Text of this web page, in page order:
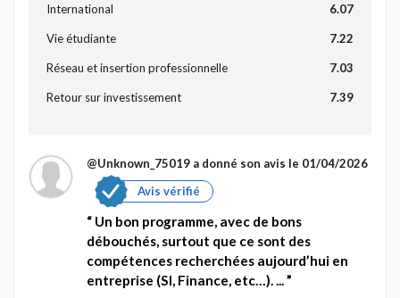
International 6.07
Vie étudiante 7.22
Réseau et insertion professionnelle 7.03
Retour sur investissement 7.39
@Unknown_75019 a donné son avis le 01/04/2026
Avis vérifié
Un bon programme, avec de bons
débouchés, surtout que ce sont des
compétences recherchées aujourd’hui en
entreprise (SI, Finance, etc…). ...